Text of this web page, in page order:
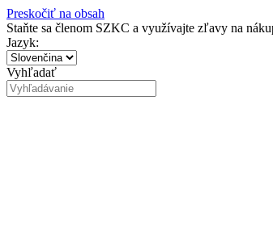
Preskočiť na obsah
Staňte sa členom SZKC a využívajte zľavy na
Jazyk:
Vyhľadať